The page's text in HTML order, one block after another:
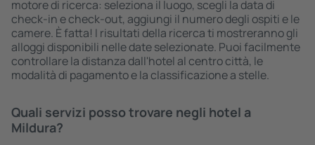
motore di ricerca: seleziona il luogo, scegli la data di
check-in e check-out, aggiungi il numero degli ospiti e le
camere. È fatta! I risultati della ricerca ti mostreranno gli
alloggi disponibili nelle date selezionate. Puoi facilmente
controllare la distanza dall'hotel al centro città, le
modalità di pagamento e la classificazione a stelle.
Quali servizi posso trovare negli hotel a
Mildura?